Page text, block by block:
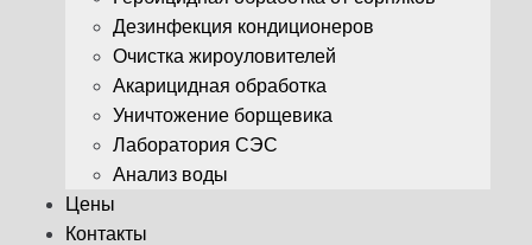
Дезинфекция кондиционеров
Очистка жироуловителей
Акарицидная обработка
Уничтожение борщевика
Лаборатория СЭС
Анализ воды
Цены
Контакты